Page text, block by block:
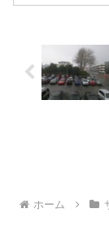
ホーム